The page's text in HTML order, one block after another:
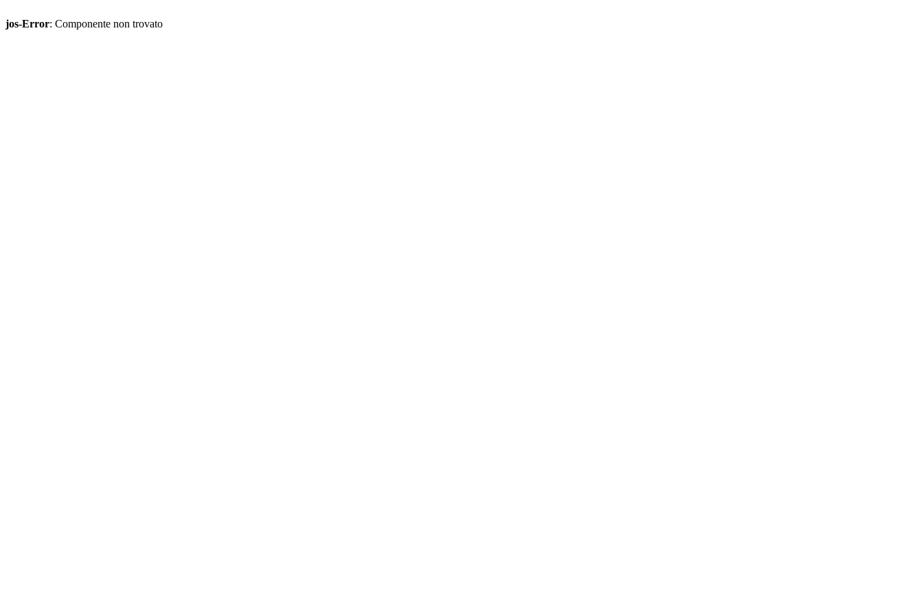
jos-Error: Componente non trovato